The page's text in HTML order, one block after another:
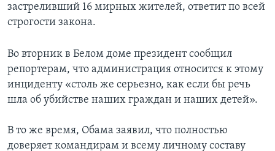
застреливший 16 мирных жителей, ответит по всей
строгости закона.
Во вторник в Белом доме президент сообщил
репортерам, что администрация относится к этому
инциденту «столь же серьезно, как если бы речь
шла об убийстве наших граждан и наших детей».
В то же время, Обама заявил, что полностью
доверяет командирам и всему личному составу